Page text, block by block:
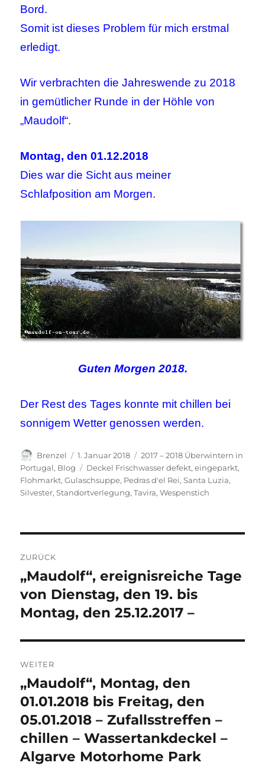
Bord.
Somit ist dieses Problem für mich erstmal
erledigt.
Wir verbrachten die Jahreswende zu 2018
in gemütlicher Runde in der Höhle von
„Maudolf“.
Montag, den 01.12.2018
Dies war die Sicht aus meiner
Schlafposition am Morgen.
Guten Morgen 2018.
Der Rest des Tages konnte mit chillen bei
sonnigem Wetter genossen werden.
Autor
Brenzel
Veröffentlicht
am
1. Januar 2018 Kategorien
2017 – 2018 Überwintern in
Portugal, Blog Schlagwörter
Deckel Frischwasser defekt,eingeparkt,
Flohmarkt,Gulaschsuppe, Pedras d'el Rei,Santa Luzia,
Silvester,Standortverlegung,Tavira,Wespenstich
ZURÜCK
Vorheriger
Beitrag:
„Maudolf“, ereignisreiche Tage
von Dienstag, den 19. bis
Montag, den 25.12.2017 –
WEITER
Nächster
Beitrag:
„Maudolf“, Montag, den
01.01.2018 bis Freitag, den
05.01.2018 – Zufallsstreffen –
chillen – Wassertankdeckel –
Algarve Motorhome Park